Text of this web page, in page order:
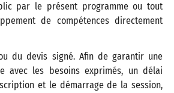
par le présent programme ou tout
de compétences directement
du devis signé. Afin de garantir une
avec les besoins exprimés, un délai
et le démarrage de la session,